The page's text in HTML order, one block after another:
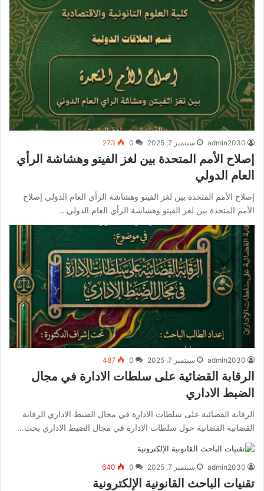
admin2030 سبتمبر 7, 2025 0
273
إصلاح الأمم المتحدة بين لغز الفيتو وهشاشة الرأي
العام الدولي
إصلاح الأمم المتحدة بين لغز الفيتو وهشاشة الرأي العام الدولي إصلاح
الأمم المتحدة بين لغز الفيتو وهشاشة الرأي العام الدولي…
admin2030 سبتمبر 7, 2025 0
487
الرقابة القضائية على سلطات الادارة في مجال
الضبط الاداري
الرقابة القضائية على سلطات الادارة في مجال الضبط الاداري الرقابة
القضاىية القضاىية حول سلطات الادارة في مجال الضبط الاداري بحث…
admin2030 سبتمبر 7, 2025 0
640
تقنيات الباحث القانونية الإلكترونية